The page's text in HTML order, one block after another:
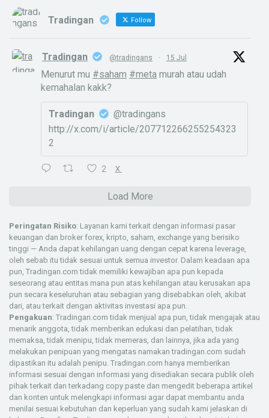
Tradingan Follow
Tradingan @tradingans · 15 Jul
Menurut mu #saham #meta murah atau udah
kemahalan kakk?
Tradingan
@tradingans
http://x.com/i/article/207712266255254323
2
2 X
Load More
Peringatan Risiko: Layanan kami terkait dengan informasi pasar
keuangan dan broker forex, kripto, saham, exchange yang berisiko
tinggi — Anda dapat kehilangan uang dengan cepat karena leverage,
oleh sebab itu tidak sesuai untuk semua investor. Dalam keadaan apa
pun, Tradingan.com tidak memiliki kewajiban apa pun kepada
seseorang atau entitas mana pun atas kehilangan atau kerusakan apa
pun secara keseluruhan atau sebagian yang disebabkan oleh, akibat
dari, atau terkait dengan aktivitas investasi apa pun.
Pengakuan: Tradingan.com tidak menjual apa pun, tidak mengajak atau
menarik anggota, tidak memberikan edukasi dan pelatihan, tidak
memaksa, tidak menipu, tidak memeras, dan lainnya, jika ada yang
melakukan penipuan yang mengatas namakan tradingan.com sudah
dipastikan itu adalah penipu. Tradingan.com hanya memberikan
informasi sesuai dengan informasi yang disediakan secara publik oleh
pihak terkait dan terkadang copy paste dan mengedit beberapa artikel
dan konten untuk melengkapi informasi agar dapat membantu anda
menilai sesuai kebutuhan dan keperluan yang sudah kami jelaskan di